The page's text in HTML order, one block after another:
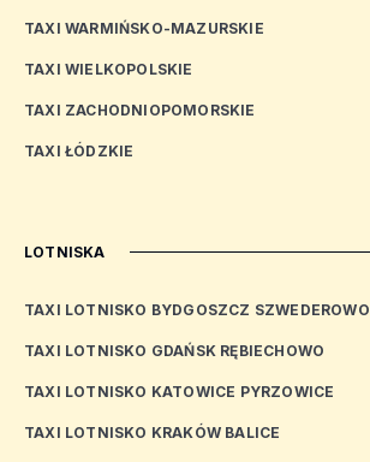
TAXI WARMIŃSKO-MAZURSKIE
TAXI WIELKOPOLSKIE
TAXI ZACHODNIOPOMORSKIE
TAXI ŁÓDZKIE
LOTNISKA
TAXI LOTNISKO BYDGOSZCZ SZWEDEROWO
TAXI LOTNISKO GDAŃSK RĘBIECHOWO
TAXI LOTNISKO KATOWICE PYRZOWICE
TAXI LOTNISKO KRAKÓW BALICE